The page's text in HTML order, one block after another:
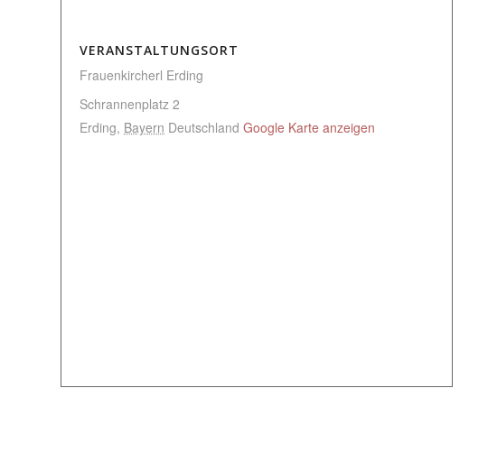
VERANSTALTUNGSORT
Frauenkircherl Erding
Schrannenplatz 2
Erding, Bayern Deutschland Google Karte anzeigen